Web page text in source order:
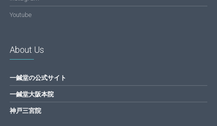
Youtube
About Us
一鍼堂の公式サイト
一鍼堂大阪本院
神戸三宮院